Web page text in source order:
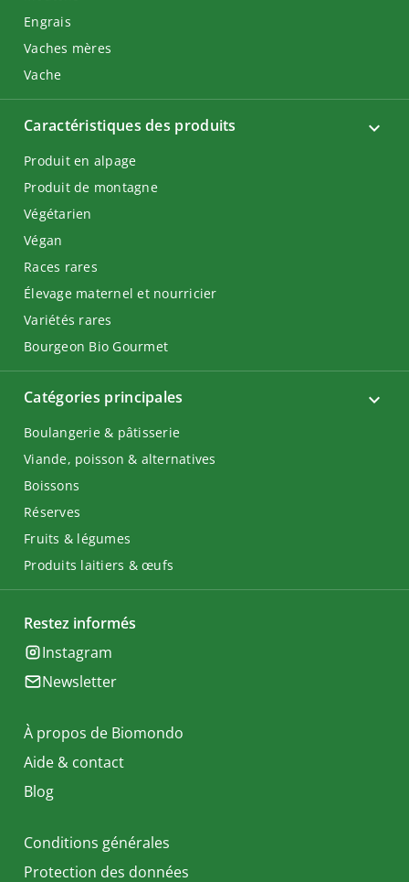
Engrais
Vaches mères
Vache
Catégories principales
Boulangerie & pâtisserie
Viande, poisson & alternatives
Boissons
Réserves
Fruits & légumes
Produits laitiers & œufs
Caractéristiques des produits
Produit en alpage
Produit de montagne
Végétarien
Végan
Races rares
Élevage maternel et nourricier
Variétés rares
Bourgeon Bio Gourmet
Restez informés
Instagram
Newsletter
À propos de Biomondo
Aide & contact
Blog
Conditions générales
Protection des données